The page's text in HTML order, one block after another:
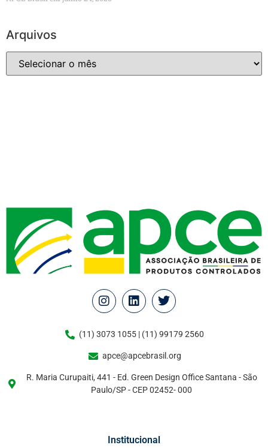
Arquivos
(11) 3073 1055 | (11) 99179 2560
apce@apcebrasil.org
R. Maria Curupaiti, 441 - Ed. Green Design Office Santana - São
Paulo/SP - CEP 02452- 000
Institucional